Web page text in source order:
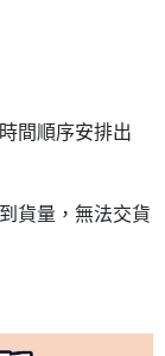
間順序安排出
貨量，無法交貨